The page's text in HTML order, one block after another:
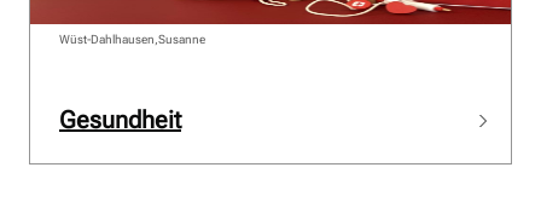
Gesundheit
Wüst-Dahlhausen,Susanne